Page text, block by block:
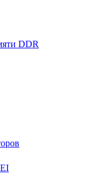
DDR